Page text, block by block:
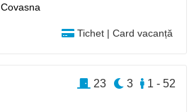
Covasna
Tichet | Card vacanță
1 - 52
3
23